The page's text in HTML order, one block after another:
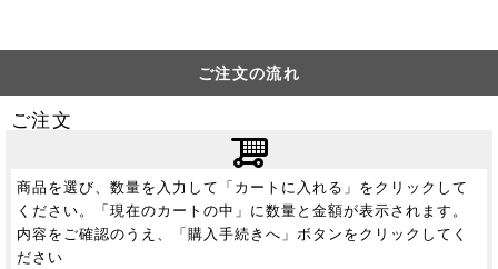
ご注文の流れ
ご注文
商品を選び、数量を入力して「カートに入れる」をクリックして
ください。「現在のカートの中」に数量と金額が表示されます。
内容をご確認のうえ、「購入手続きへ」ボタンをクリックしてく
ださい